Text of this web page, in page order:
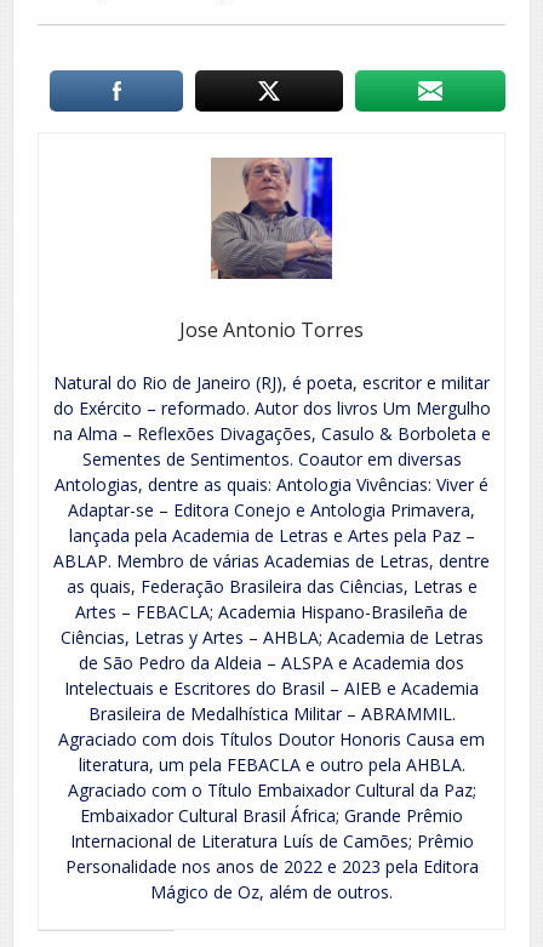
Jose Antonio Torres
Natural do Rio de Janeiro (RJ), é poeta, escritor e militar
do Exército – reformado. Autor dos livros Um Mergulho
na Alma – Reflexões Divagações, Casulo & Borboleta e
Sementes de Sentimentos. Coautor em diversas
Antologias, dentre as quais: Antologia Vivências: Viver é
Adaptar-se – Editora Conejo e Antologia Primavera,
lançada pela Academia de Letras e Artes pela Paz –
ABLAP. Membro de várias Academias de Letras, dentre
as quais, Federação Brasileira das Ciências, Letras e
Artes – FEBACLA; Academia Hispano-Brasileña de
Ciências, Letras y Artes – AHBLA; Academia de Letras
de São Pedro da Aldeia – ALSPA e Academia dos
Intelectuais e Escritores do Brasil – AIEB e Academia
Brasileira de Medalhística Militar – ABRAMMIL.
Agraciado com dois Títulos Doutor Honoris Causa em
literatura, um pela FEBACLA e outro pela AHBLA.
Agraciado com o Título Embaixador Cultural da Paz;
Embaixador Cultural Brasil África; Grande Prêmio
Internacional de Literatura Luís de Camões; Prêmio
Personalidade nos anos de 2022 e 2023 pela Editora
Mágico de Oz, além de outros.